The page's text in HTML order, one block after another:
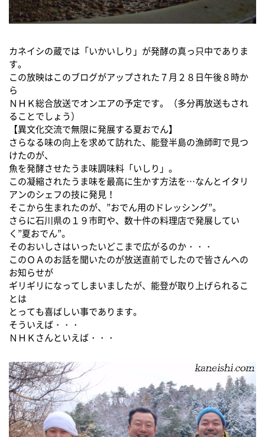
カネイシの蔵では「いかいしり」が発酵の真っ只中でありま
す。
この放映はこのブログがアップされた７月２８日午後８時か
ら
ＮＨＫ総合放送でオンエアの予定です。（多分再放送もされ
ることでしょう）
【異文化交流で無限に発展する夏おでん】
さらなる味の向上を求めて訪れた、能登半島の漁師町で見つ
けたのが、
魚を発酵させたうま味調味料「いしり」。
この凝縮されたうま味を最高に生かす方法を…なんとイタリ
アンのシェフの技に発見！
そこから生まれたのが、”おでん用のドレッシング”。
さらに石川県の１９市町や、数十件の料理店で発展してい
く”夏おでん”。
そのおいしさはいったいどこまで広がるのか・・・
このＯＡのお話を聞いたのが放送直前でしたので皆さんへの
お知らせが
ギリギリになってしまいましたが、能登が取り上げられるこ
とは
とっても喜ばしい事であります。
そういえば・・・
ＮＨＫさんといえば・・・